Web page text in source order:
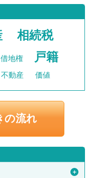
相続税
借地権 戸籍
不動産 価値
の流れ
＋